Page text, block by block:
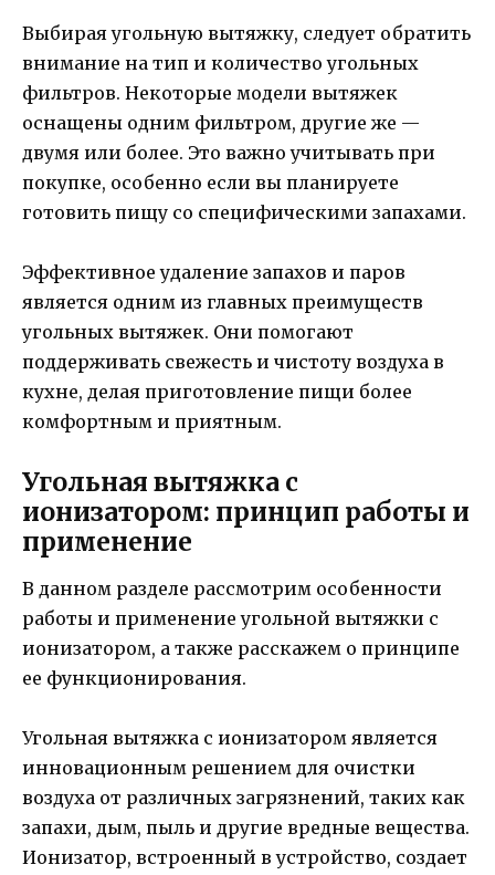
Выбирая угольную вытяжку, следует обратить
внимание на тип и количество угольных
фильтров. Некоторые модели вытяжек
оснащены одним фильтром, другие же —
двумя или более. Это важно учитывать при
покупке, особенно если вы планируете
готовить пищу со специфическими запахами.
Эффективное удаление запахов и паров
является одним из главных преимуществ
угольных вытяжек. Они помогают
поддерживать свежесть и чистоту воздуха в
кухне, делая приготовление пищи более
комфортным и приятным.
Угольная вытяжка с
ионизатором: принцип работы и
применение
В данном разделе рассмотрим особенности
работы и применение угольной вытяжки с
ионизатором, а также расскажем о принципе
ее функционирования.
Угольная вытяжка с ионизатором является
инновационным решением для очистки
воздуха от различных загрязнений, таких как
запахи, дым, пыль и другие вредные вещества.
Ионизатор, встроенный в устройство, создает